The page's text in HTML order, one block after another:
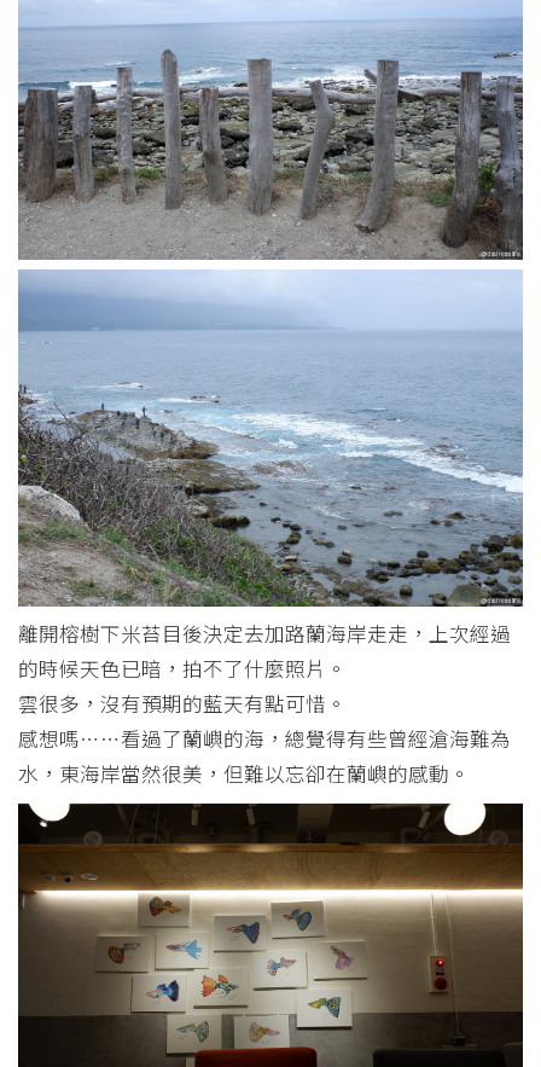
離開榕樹下米苔目後決定去加路蘭海岸走走，上次經過
的時候天色已暗，拍不了什麼照片。
雲很多，沒有預期的藍天有點可惜。
感想嗎⋯⋯看過了蘭嶼的海，總覺得有些曾經滄海難為
水，東海岸當然很美，但難以忘卻在蘭嶼的感動。